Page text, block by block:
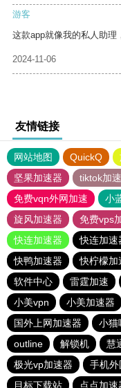
游客
这款app就像我的私人助理
2024-11-06
友情链接
网站地图 QuickQ
坚果加速器
tiktok加
免费vqn外网加速
小
旋风加速器
免费vps
快连加速器
快连加速
快鸭加速器
快柠檬加
软件中心
雷霆加速
小美vpn
小美加速器
国外上网加速器
小猫
outline
解锁机 慧
极光vp加速器
手机外
目标下载站
点点加速